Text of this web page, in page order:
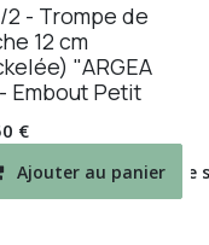
Ajouter à la liste de
2 - Trompe de
12 cm
"ARGEA
Embout Petit
€
Ajouter au panier